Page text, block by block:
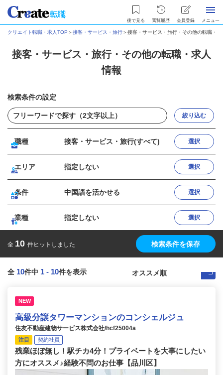
後で見る 閲覧履歴 会員登録 メニュー
クリエイト転職・求人TOP ＞接客・サービス・旅行＞接客・サービス・旅行・その他の転職・求
接客・サービス・旅行・その他の転職・求人
情報
検索条件の設定
絞り込む
職種 接客・サービス・旅行(すべて) 選択
エリア 指定しない 選択
条件 中国語を活かせる 選択
業種 指定しない 選択
全 10 件ヒットしました 検索条件を保存
全 10件中 1 - 10件を表示
NEW
高級分譲タワーマンションのコンシェルジュ
住友不動産建物サービス株式会社/hcf25004a
注目 契約社員
残業ほぼ無し！駅チカ4分！プライベートを大事にしたい
方にオススメ♪経験不問のお仕事【品川区】